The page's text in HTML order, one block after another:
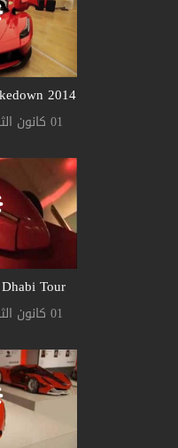
2014
01 كانون الثاني 2013, 12:00 ص
Tour
01 كانون الثاني 2013, 12:00 ص